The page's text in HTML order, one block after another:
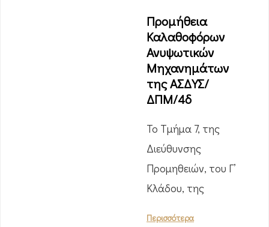
Προμήθεια
Καλαθοφόρων
Ανυψωτικών
Μηχανημάτων
της ΑΣΔΥΣ/
ΔΠΜ/4δ
Το Τμήμα 7, της
Διεύθυνσης
Προμηθειών, του Γ’
Κλάδου, της
Περισσότερα